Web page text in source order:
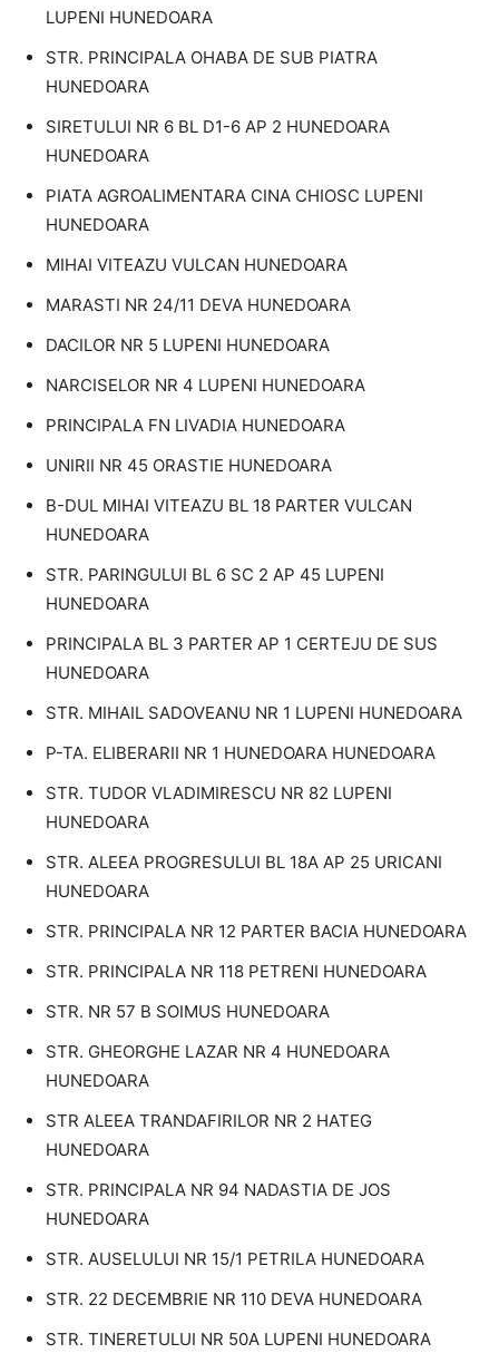
LUPENI HUNEDOARA
STR. PRINCIPALA OHABA DE SUB PIATRA
HUNEDOARA
SIRETULUI NR 6 BL D1-6 AP 2 HUNEDOARA
HUNEDOARA
PIATA AGROALIMENTARA CINA CHIOSC LUPENI
HUNEDOARA
MIHAI VITEAZU VULCAN HUNEDOARA
MARASTI NR 24/11 DEVA HUNEDOARA
DACILOR NR 5 LUPENI HUNEDOARA
NARCISELOR NR 4 LUPENI HUNEDOARA
PRINCIPALA FN LIVADIA HUNEDOARA
UNIRII NR 45 ORASTIE HUNEDOARA
B-DUL MIHAI VITEAZU BL 18 PARTER VULCAN
HUNEDOARA
STR. PARINGULUI BL 6 SC 2 AP 45 LUPENI
HUNEDOARA
PRINCIPALA BL 3 PARTER AP 1 CERTEJU DE SUS
HUNEDOARA
STR. MIHAIL SADOVEANU NR 1 LUPENI HUNEDOARA
P-TA. ELIBERARII NR 1 HUNEDOARA HUNEDOARA
STR. TUDOR VLADIMIRESCU NR 82 LUPENI
HUNEDOARA
STR. ALEEA PROGRESULUI BL 18A AP 25 URICANI
HUNEDOARA
STR. PRINCIPALA NR 12 PARTER BACIA HUNEDOARA
STR. PRINCIPALA NR 118 PETRENI HUNEDOARA
STR. NR 57 B SOIMUS HUNEDOARA
STR. GHEORGHE LAZAR NR 4 HUNEDOARA
HUNEDOARA
STR ALEEA TRANDAFIRILOR NR 2 HATEG
HUNEDOARA
STR. PRINCIPALA NR 94 NADASTIA DE JOS
HUNEDOARA
STR. AUSELULUI NR 15/1 PETRILA HUNEDOARA
STR. 22 DECEMBRIE NR 110 DEVA HUNEDOARA
STR. TINERETULUI NR 50A LUPENI HUNEDOARA